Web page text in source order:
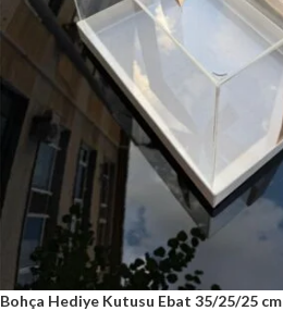
Bohça Hediye Kutusu Ebat 35/25/25 cm